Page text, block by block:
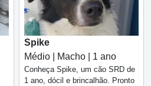
Spike
Médio | Macho | 1 ano
Conheça Spike, um cão SRD de
1 ano, dócil e brincalhão. Pronto